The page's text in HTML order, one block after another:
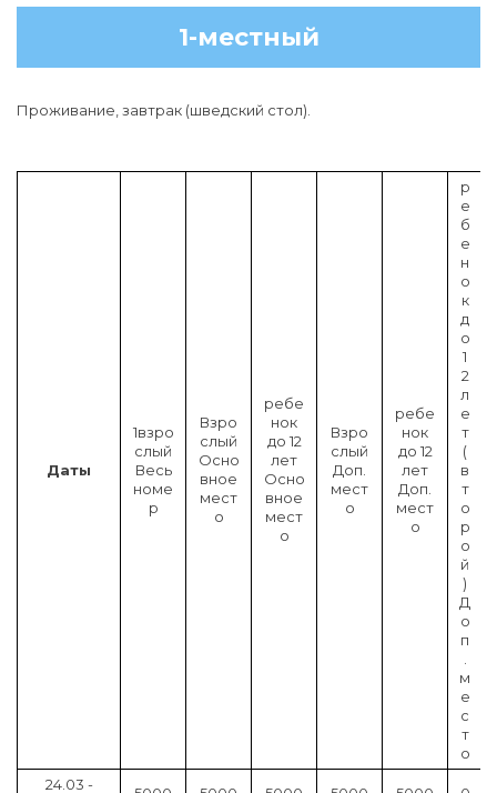
1-местный
Проживание, завтрак (шведский стол).
Даты
1взро
слый
Весь
номе
р
Взро
слый
Осно
вное
мест
о
ребе
нок
до 12
лет
Осно
вное
мест
о
Взро
слый
Доп.
мест
о
ребе
нок
до 12
лет
Доп.
мест
о
р
е
б
е
н
о
к
д
о
1
2
л
е
т
(
в
т
о
р
о
й
)
Д
о
п
м
е
с
т
о
24.03 -